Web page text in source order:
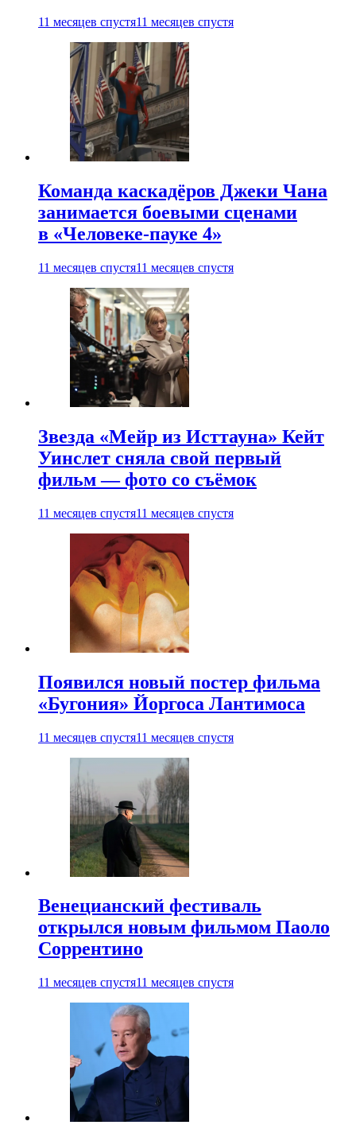
11 месяцев спустя11 месяцев спустя
Команда каскадёров Джеки Чана
занимается боевыми сценами
в «Человеке-пауке 4»
11 месяцев спустя11 месяцев спустя
Звезда «Мейр из Исттауна» Кейт
Уинслет сняла свой первый
фильм — фото со съёмок
11 месяцев спустя11 месяцев спустя
Появился новый постер фильма
«Бугония» Йоргоса Лантимоса
11 месяцев спустя11 месяцев спустя
Венецианский фестиваль
открылся новым фильмом Паоло
Соррентино
11 месяцев спустя11 месяцев спустя